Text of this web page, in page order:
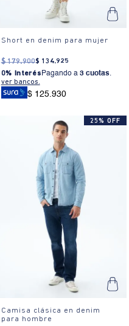
Short en denim para mujer
$ 179.900$ 134.925
0% Interés Pagando a 3 cuotas.
ver bancos.
$ 125.930
25% OFF
Camisa clásica en denim
para hombre